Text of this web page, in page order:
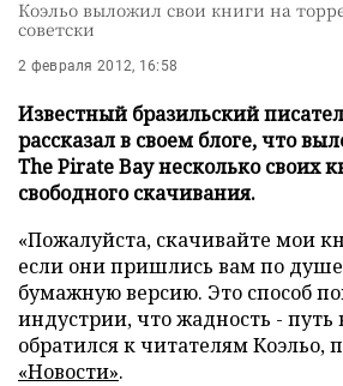
Коэльо выложил свои книги на
советски
2 февраля 2012, 16:58
Известный бразильский
рассказал в своем блоге, что
The Pirate Bay несколько своих
свободного скачивания.
«Пожалуйста, скачивайте мои
если они пришлись вам по
бумажную версию. Это способ
индустрии, что жадность - путь
обратился к читателям Коэльо,
«Новости».